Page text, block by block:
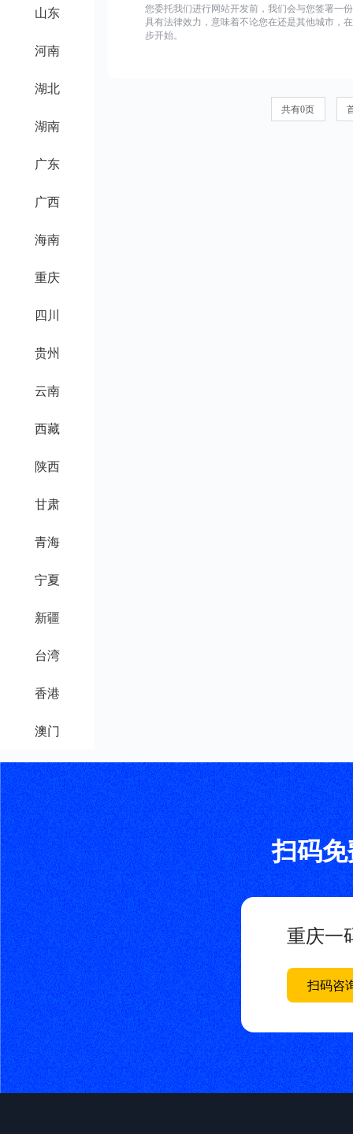
山东
河南
湖北
湖南
广东
广西
海南
重庆
四川
贵州
云南
西藏
陕西
甘肃
青海
宁夏
新疆
台湾
香港
澳门
您委托我们进行网站开发前，我们会与您签署一
具有法律效力，意味着不论您在还是其他城市，
步开始。
共有0页
扫码
重庆一
扫码咨